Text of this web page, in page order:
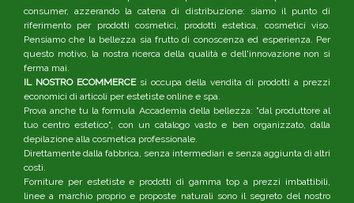
consumer, azzerando la catena di distribuzione: siamo il punto di
riferimento per prodotti cosmetici, prodotti estetica, cosmetici viso.
Pensiamo che la bellezza sia frutto di conoscenza ed esperienza. Per
questo motivo, la nostra ricerca della qualità e dell'innovazione non si
ferma mai.
IL NOSTRO ECOMMERCEsi occupa della vendita di prodotti a prezzi
economici di articoli per estetiste online e spa.
Prova anche tu la formula Accademia della bellezza: "dal produttore al
tuo centro estetico", con un catalogo vasto e ben organizzato, dalla
depilazione alla cosmetica professionale.
Direttamente dalla fabbrica, senza intermediari e senza aggiunta di altri
costi.
Forniture per estetiste e prodotti di gamma top a prezzi imbattibili,
linee a marchio proprio e proposte naturali sono il segreto del nostro